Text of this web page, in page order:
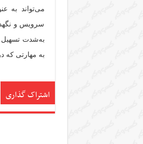
می‌تواند به
سرویس و
به‌شدت تسهیل
به مهارتی که
اشتراک گذاری